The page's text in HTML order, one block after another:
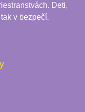
Deti,
v bezpečí.